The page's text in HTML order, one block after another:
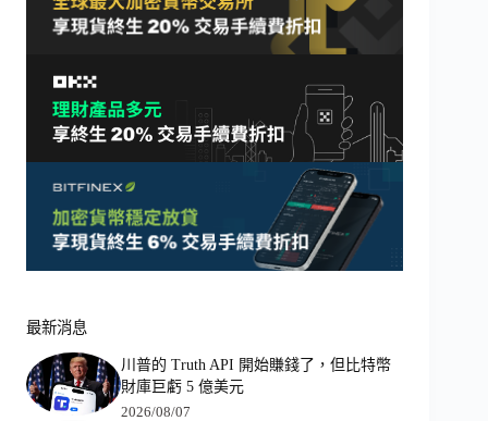
最新消息
川普的 Truth API 開始賺錢了，但比特幣
財庫巨虧 5 億美元
2026/08/07